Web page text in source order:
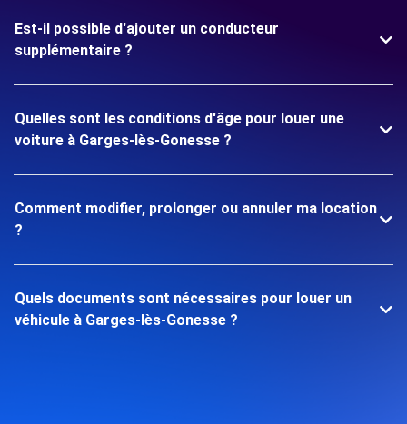
Est-il possible d'ajouter un conducteur
supplémentaire ?
Quelles sont les conditions d'âge pour louer une
voiture à Garges-lès-Gonesse ?
Comment modifier, prolonger ou annuler ma location
?
Quels documents sont nécessaires pour louer un
véhicule à Garges-lès-Gonesse ?